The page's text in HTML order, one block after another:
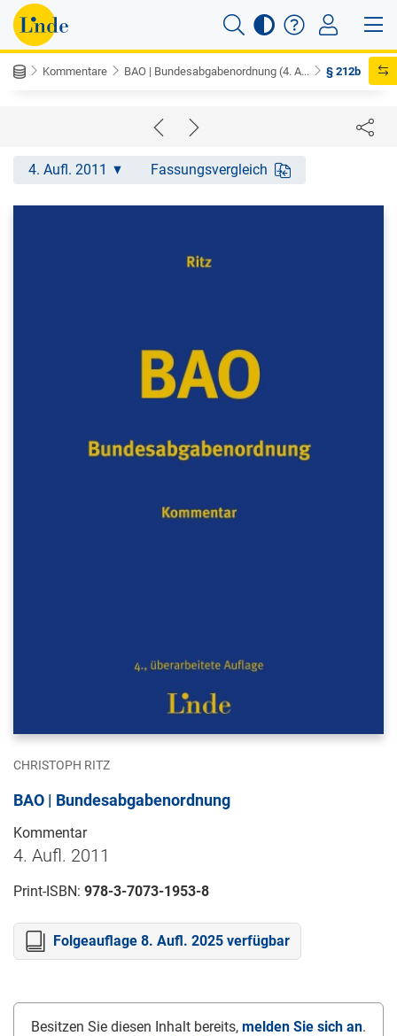
Kommentare BAO | Bundesabgabenordnung (4. A... § 212b
4. Aufl. 2011 Fassungsvergleich
CHRISTOPH RITZ
BAO | Bundesabgabenordnung
Kommentar
4. Aufl. 2011
Print-ISBN: 978-3-7073-1953-8
Folgeauflage 8. Aufl. 2025 verfügbar
Besitzen Sie diesen Inhalt bereits, melden Sie sich an.